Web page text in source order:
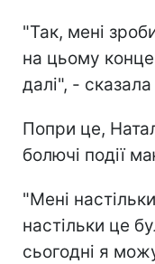
"Так, мені
на цьому
далі", -
Попри це,
болючі події
"Мені
настільки це
сьогодні я